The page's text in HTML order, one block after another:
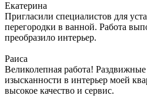
Екатерина
Пригласили специалистов для
перегородки в ванной. Работа
преобразило интерьер.
Раиса
Великолепная работа!
изысканности в интерьер моей
высокое качество и сервис.